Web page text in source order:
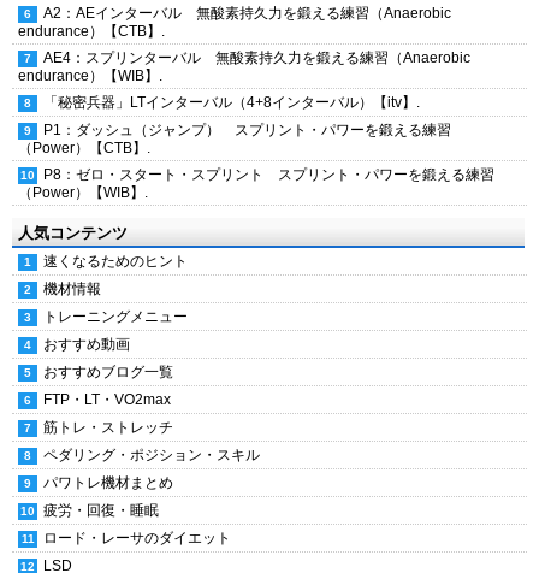
A2：AEインターバル 無酸素持久力を鍛える練習（Anaerobic
endurance）【CTB】.
AE4：スプリンターバル 無酸素持久力を鍛える練習（Anaerobic
endurance）【WIB】.
「秘密兵器」LTインターバル（4+8インターバル）【itv】.
P1：ダッシュ（ジャンプ） スプリント・パワーを鍛える練習
（Power）【CTB】.
P8：ゼロ・スタート・スプリント スプリント・パワーを鍛える練習
（Power）【WIB】.
人気コンテンツ
速くなるためのヒント
機材情報
トレーニングメニュー
おすすめ動画
おすすめブログ一覧
FTP・LT・VO2max
筋トレ・ストレッチ
ペダリング・ポジション・スキル
パワトレ機材まとめ
疲労・回復・睡眠
ロード・レーサのダイエット
LSD